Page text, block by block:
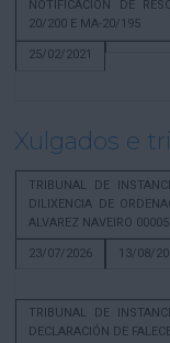
NOTIFICACION DE
20/200 E MA-20/195
25/02/2021
Xulgados e
TRIBUNAL DE
DILIXENCIA DE
ALVAREZ NAVEIRO
23/07/2026
13/08/
TRIBUNAL DE
DECLARACIÓN DE